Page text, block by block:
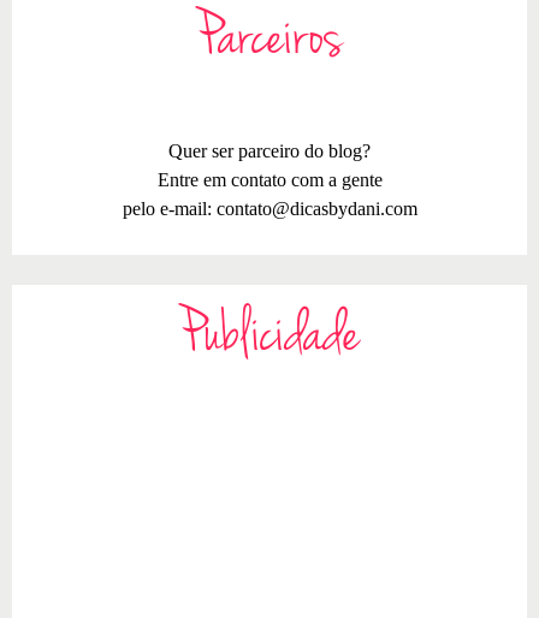
Parceiros
Quer ser parceiro do blog?
Entre em contato com a gente
pelo e-mail: contato@dicasbydani.com
Publicidade